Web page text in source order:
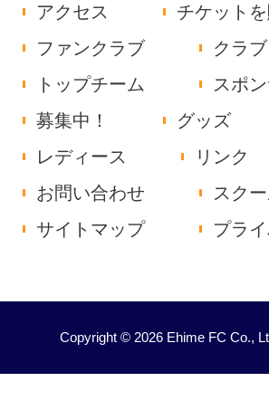
アクセス
チケットを
ファンクラブ
クラ
トップチーム
スポ
募集中！
グッズ
レディース
リンク
お問い合わせ
スク
サイトマップ
プラ
Copyright © 2026 Ehime FC Co.,